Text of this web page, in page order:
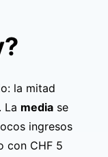
la mitad
La media se
ingresos
con CHF 5